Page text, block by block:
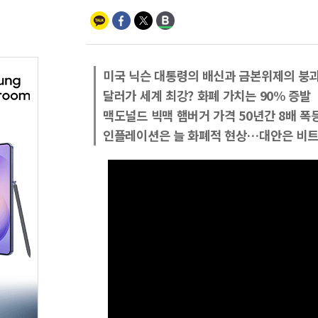
미국 닉슨 대통령의 배신과 금본위제의 붕
달러가 세계 최강? 화폐 가치는 90% 증발
맥도널드 빅맥 햄버거 가격 50년간 8배 폭
인플레이션은 늘 화폐적 현상…대안은 비